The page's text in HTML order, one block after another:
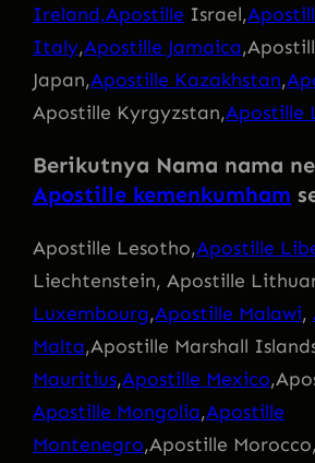
Ireland,Apostille Israel,
Italy,Apostille Jamaica
Japan,Apostille Kazakhstan,
Apostille Kyrgyzstan,Apostille
Berikutnya Nama nama
Apostille kemenkumham
Apostille Lesotho,Apostille
Liechtenstein, Apostille
Luxembourg,Apostille Malawi,
Malta,Apostille Marshall
Mauritius,Apostille Mexico
Apostille Mongolia,Apostille
Montenegro,Apostille